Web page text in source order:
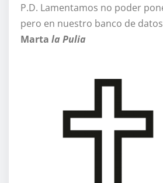
P.D. Lamentamos no poder
pero en nuestro banco de
Marta la Pulia